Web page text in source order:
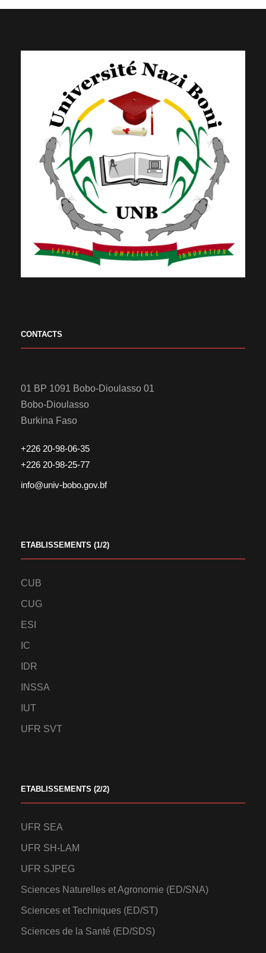
CONTACTS
01 BP 1091 Bobo-Dioulasso 01
Bobo-Dioulasso
Burkina Faso
+226 20-98-06-35
+226 20-98-25-77
info@univ-bobo.gov.bf
ETABLISSEMENTS (1/2)
CUB
CUG
ESI
IC
IDR
INSSA
IUT
UFR SVT
ETABLISSEMENTS (2/2)
UFR SEA
UFR SH-LAM
UFR SJPEG
Sciences Naturelles et Agronomie (ED/SNA)
Sciences et Techniques (ED/ST)
Sciences de la Santé (ED/SDS)